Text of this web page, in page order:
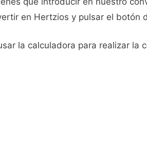
en Hertzios y pulsar el botón
la calculadora para realizar la